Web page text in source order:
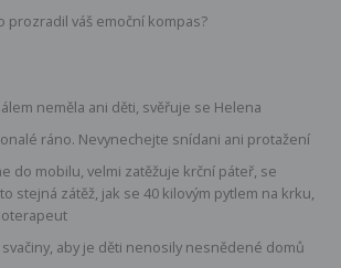
prozradil váš emoční kompas?
neměla ani děti, svěřuje se Helena
ráno. Nevynechejte snídani ani protažení
do mobilu, velmi zatěžuje krční páteř, se
stejná zátěž, jak se 40 kilovým pytlem na krku,
aby je děti nenosily nesnědené domů